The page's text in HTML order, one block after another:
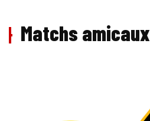
Matchs amicaux